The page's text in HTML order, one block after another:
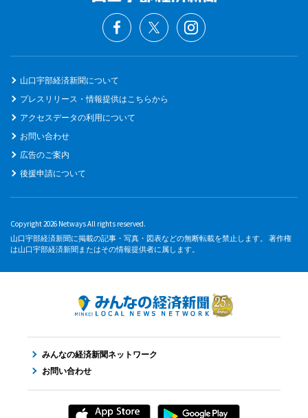
山口宇部経済新聞について
プレスリリース・情報提供はこちらから
アクセスデータの利用について
お問い合わせ
広告のご案内
後援申請について
Copyright 2026 Netways All rights reserved.
山口宇部経済新聞に掲載の記事・写真・図表などの無断転載を禁止します。 著作権
は山口宇部経済新聞またはその情報提供者に属します。
みんなの経済新聞ネットワーク
お問い合わせ